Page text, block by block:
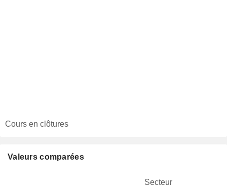
Cours en clôtures
Valeurs comparées
Secteur